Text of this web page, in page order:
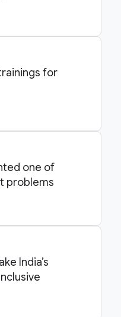
for
one of
problems
India’s